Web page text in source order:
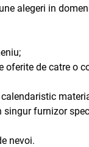
alegeri in
de catre o
singur furnizor
nevoi.